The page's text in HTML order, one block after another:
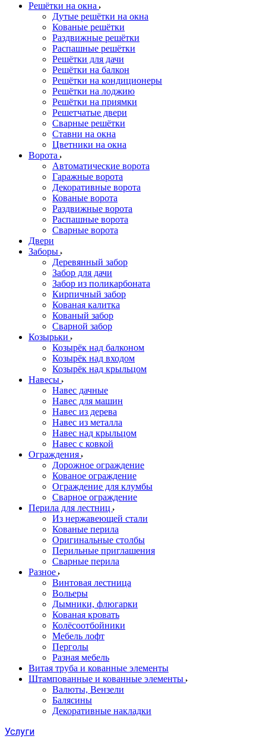
Решётки на окна
Дутые решётки на окна
Кованые решётки
Раздвижные решётки
Распашные решётки
Решётки для дачи
Решётки на балкон
Решётки на кондиционеры
Решётки на лоджию
Решётки на приямки
Решетчатые двери
Сварные решётки
Ставни на окна
Цветники на окна
Ворота
Автоматические ворота
Гаражные ворота
Декоративные ворота
Кованые ворота
Раздвижные ворота
Распашные ворота
Сварные ворота
Двери
Заборы
Деревянный забор
Забор для дачи
Забор из поликарбоната
Кирпичный забор
Кованая калитка
Кованый забор
Сварной забор
Козырьки
Козырёк над балконом
Козырёк над входом
Козырёк над крыльцом
Навесы
Навес дачные
Навес для машин
Навес из дерева
Навес из металла
Навес над крыльцом
Навес с ковкой
Ограждения
Дорожное ограждение
Кованое ограждение
Ограждение для клумбы
Сварное ограждение
Перила для лестниц
Из нержавеющей стали
Кованые перила
Оригинальные столбы
Перильные приглашения
Сварные перила
Разное
Винтовая лестница
Вольеры
Дымники, флюгарки
Кованая кровать
Колёсоотбойники
Мебель лофт
Перголы
Разная мебель
Витая труба и кованные элементы
Штампованные и кованные элементы
Валюты, Вензели
Балясины
Декоративные накладки
Услуги